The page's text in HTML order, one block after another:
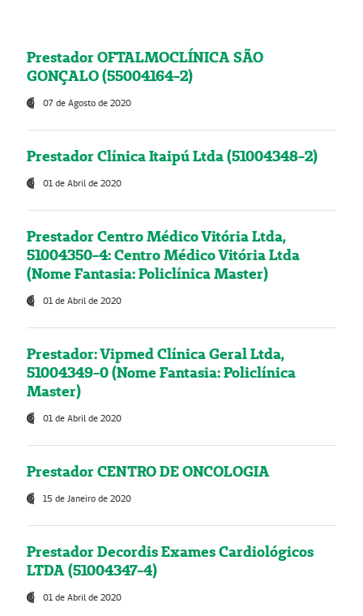
Prestador OFTALMOCLÍNICA SÃO
GONÇALO (55004164-2)
07 de Agosto de 2020
Prestador Clínica Itaipú Ltda (51004348-2)
01 de Abril de 2020
Prestador Centro Médico Vitória Ltda,
51004350-4: Centro Médico Vitória Ltda
(Nome Fantasia: Policlínica Master)
01 de Abril de 2020
Prestador: Vipmed Clínica Geral Ltda,
51004349-0 (Nome Fantasia: Policlínica
Master)
01 de Abril de 2020
Prestador CENTRO DE ONCOLOGIA
15 de Janeiro de 2020
Prestador Decordis Exames Cardiológicos
LTDA (51004347-4)
01 de Abril de 2020